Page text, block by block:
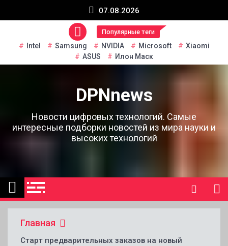
07.08.2026
Популярные теги
Intel Samsung NVIDIA Microsoft
Xiaomi
ASUS
Илон Маск
DPNnews
Новости цифровых технологий. Самые
интересные подборки новостей из мира науки и
высоких технологий
Главная
Старт предварительных заказов на новый